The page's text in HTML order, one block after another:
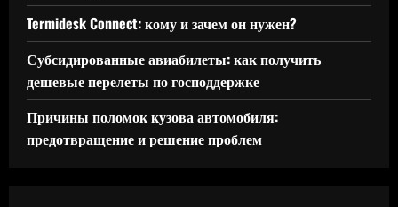
Termidesk Connect: кому и зачем он нужен?
Субсидированные авиабилеты: как получить
дешевые перелеты по господдержке
Причины поломок кузова автомобиля:
предотвращение и решение проблем